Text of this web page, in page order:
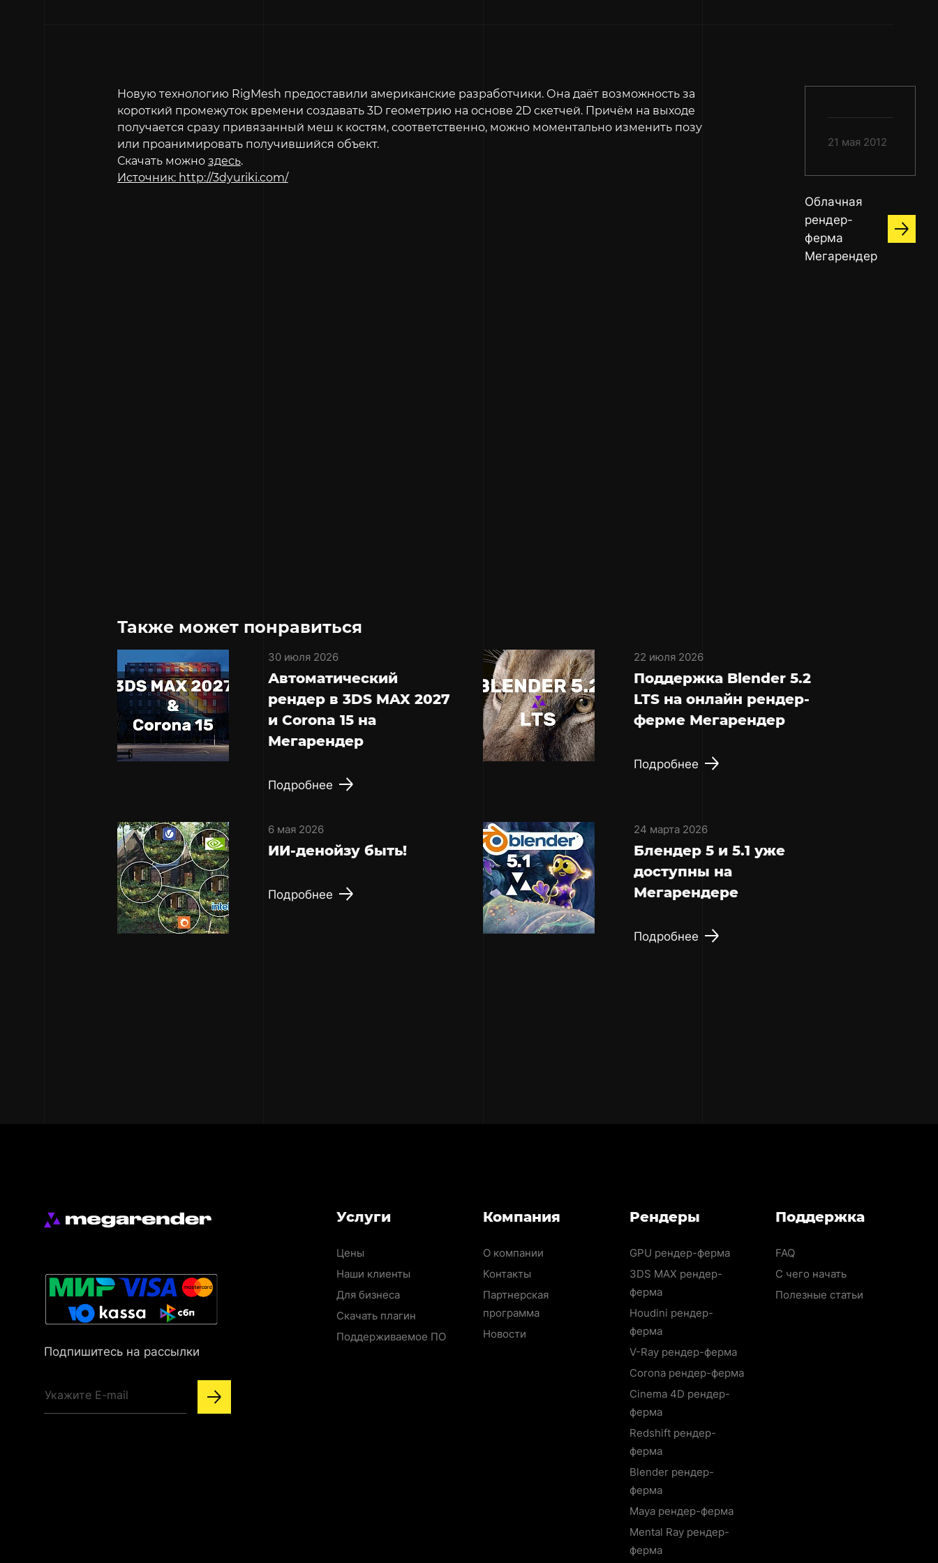
Новую технологию RigMesh предоставили американские разработчики. Она даёт возможность за
короткий промежуток времени создавать 3D геометрию на основе 2D скетчей. Причём на выходе
получается сразу привязанный меш к костям, соответственно, можно моментально изменить позу
или проанимировать получившийся объект.
Скачать можно здесь.
Источник: http://3dyuriki.com/
21 мая 2012
Облачная
рендер-
ферма
Мегарендер
Также может понравиться
30 июля 2026
Автоматический
рендер в 3DS MAX 2027
и Corona 15 на
Мегарендер
Подробнее
22 июля 2026
Поддержка Blender 5.2
LTS на онлайн рендер-
ферме Мегарендер
Подробнее
6 мая 2026
ИИ-денойзу быть!
Подробнее
24 марта 2026
Блендер 5 и 5.1 уже
доступны на
Мегарендере
Подробнее
Подпишитесь на рассылки
Меню
раздела
Услуги
Цены
Наши клиенты
Для бизнеса
Скачать плагин
Поддерживаемое ПО
Компания
О компании
Контакты
Партнерская
программа
Новости
Рендеры
GPU рендер-ферма
3DS MAX рендер-
ферма
Houdini рендер-
ферма
V-Ray рендер-ферма
Corona рендер-ферма
Cinema 4D рендер-
ферма
Redshift рендер-
ферма
Blender рендер-
ферма
Maya рендер-ферма
Mental Ray рендер-
ферма
Поддержка
FAQ
С чего начать
Полезные статьи